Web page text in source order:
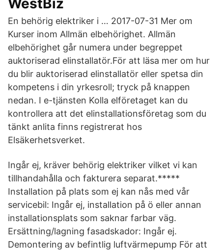
WestBiz
En behörig elektriker i … 2017-07-31 Mer om
Kurser inom Allmän elbehörighet. Allmän
elbehörighet går numera under begreppet
auktoriserad elinstallatör.För att läsa mer om hur
du blir auktoriserad elinstallatör eller spetsa din
kompetens i din yrkesroll; tryck på knappen
nedan. I e-tjänsten Kolla elföretaget kan du
kontrollera att det elinstallationsföretag som du
tänkt anlita finns registrerat hos
Elsäkerhetsverket.
Ingår ej, kräver behörig elektriker vilket vi kan
tillhandahålla och fakturera separat.*****
Installation på plats som ej kan nås med vår
servicebil: Ingår ej, installation på ö eller annan
installationsplats som saknar farbar väg.
Ersättning/lagning fasadskador: Ingår ej.
Demontering av befintlig luftvärmepump För att